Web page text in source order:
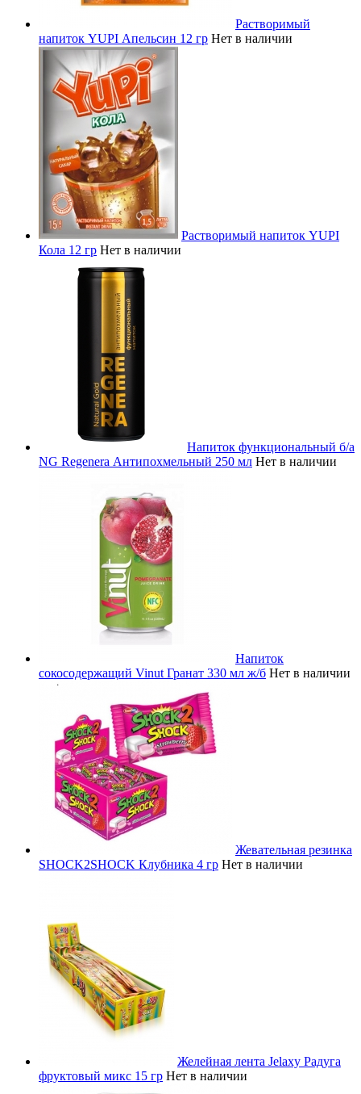
Растворимый
напиток YUPI Апельсин 12 гр Нет в наличии
Растворимый напиток YUPI
Кола 12 гр Нет в наличии
Напиток функциональный б/а
NG Regenera Антипохмельный 250 мл Нет в наличии
Напиток
сокосодержащий Vinut Гранат 330 мл ж/б Нет в наличии
Жевательная резинка
SHOCK2SHOCK Клубника 4 гр Нет в наличии
Желейная лента Jelaxy Радуга
фруктовый микс 15 гр Нет в наличии